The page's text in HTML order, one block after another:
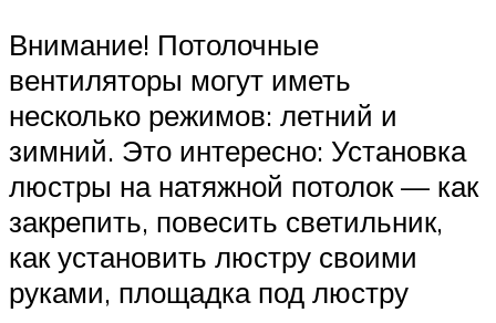
Внимание! Потолочные
вентиляторы могут иметь
несколько режимов: летний и
зимний. Это интересно: Установка
люстры на натяжной потолок — как
закрепить, повесить светильник,
как установить люстру своими
руками, площадка под люстру